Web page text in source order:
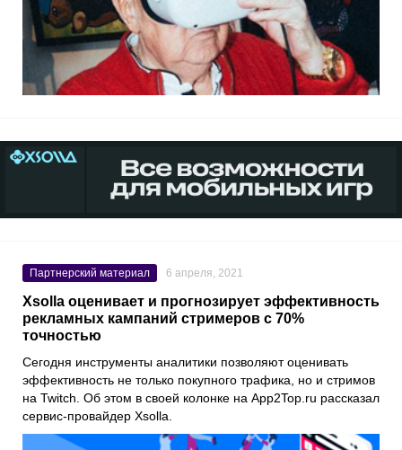
Партнерский материал 6 апреля, 2021
Xsolla оценивает и прогнозирует эффективность
рекламных кампаний стримеров с 70%
точностью
Сегодня инструменты аналитики позволяют оценивать
эффективность не только покупного трафика, но и стримов
на Twitch . Об этом в своей колонке на App2Top.ru рассказал
сервис-провайдер Xsolla